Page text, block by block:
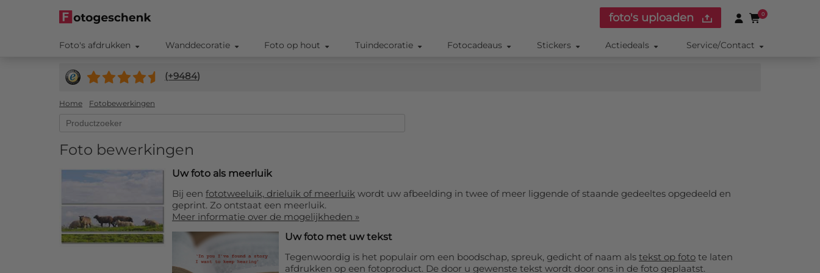
foto's uploaden 0
Foto's afdrukken Wanddecoratie Foto op hout Tuindecoratie Fotocadeaus Stickers Actiedeals Service/Contact
(+9484)
Home Fotobewerkingen
Foto bewerkingen
Uw foto als meerluik
Bij een fototweeluik, drieluik of meerluik wordt uw afbeelding in twee of meer liggende of staande gedeeltes opgedeeld en
geprint. Zo ontstaat een meerluik.
Meer informatie over de mogelijkheden »
Uw foto met uw tekst
Tegenwoordig is het populair om een boodschap, spreuk, gedicht of naam als tekst op foto te laten
afdrukken op een fotoproduct. De door u gewenste tekst wordt door ons in de foto geplaatst.